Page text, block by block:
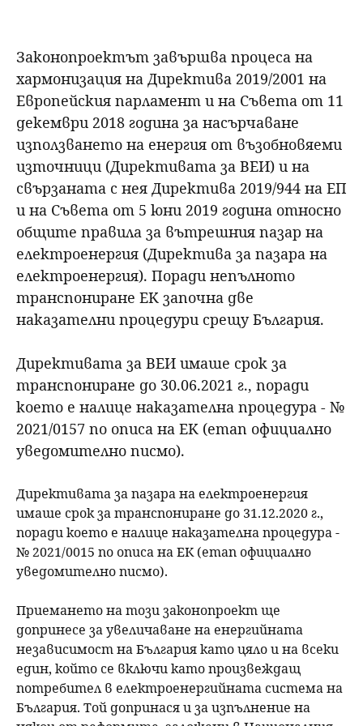
Законопроектът завършва процеса на
хармонизация на Директива 2019/2001 на
Европейския парламент и на Съвета от 11
декември 2018 година за насърчаване
използването на енергия от възобновяеми
източници (Директивата за ВЕИ) и на
свързаната с нея Директива 2019/944 на ЕП
и на Съвета от 5 юни 2019 година относно
общите правила за вътрешния пазар на
електроенергия (Директива за пазара на
електроенергия). Поради непълното
транспониране ЕК започна две
наказателни процедури срещу България.
Директивата за ВЕИ имаше срок за
транспониране до 30.06.2021 г., поради
което е налице наказателна процедура - №
2021/0157 по описа на ЕК (етап официално
уведомително писмо).
Директивата за пазара на електроенергия
имаше срок за транспониране до 31.12.2020 г.,
поради което е налице наказателна процедура -
№ 2021/0015 по описа на ЕК (етап официално
уведомително писмо).
Приемането на този законопроект ще
допринесе за увеличаване на енергийната
независимост на България като цяло и на всеки
един, който се включи като произвеждащ
потребител в електроенергийната система на
България. Той допринася и за изпълнение на